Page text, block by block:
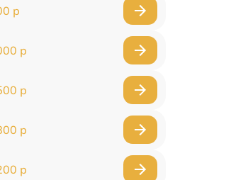
р
р
р
р
р